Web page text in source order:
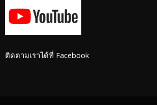
ติดตามเราได้ที่ Facebook